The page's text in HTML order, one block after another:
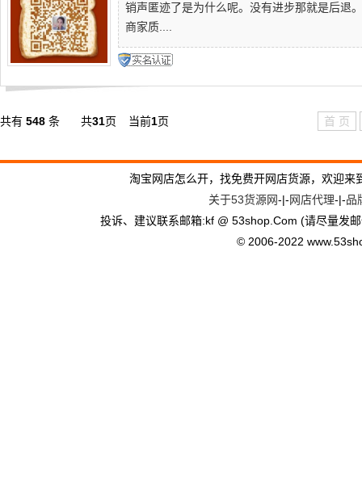
销声匿迹了是为什么呢。没有进步那就是后退
商家质....
共有 548 条 共31页 当前1页 首 页
淘宝网店怎么开，找免费开网店货源，欢迎
关于53货源网-|-网店代理-|-品
投诉、建议联系邮箱:kf @ 53shop.Com (请尽量发
© 2006-2022